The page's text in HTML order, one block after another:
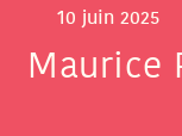
10 juin 2025
Maurice